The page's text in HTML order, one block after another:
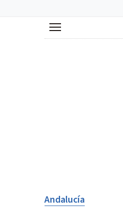
Menú
Andalucía